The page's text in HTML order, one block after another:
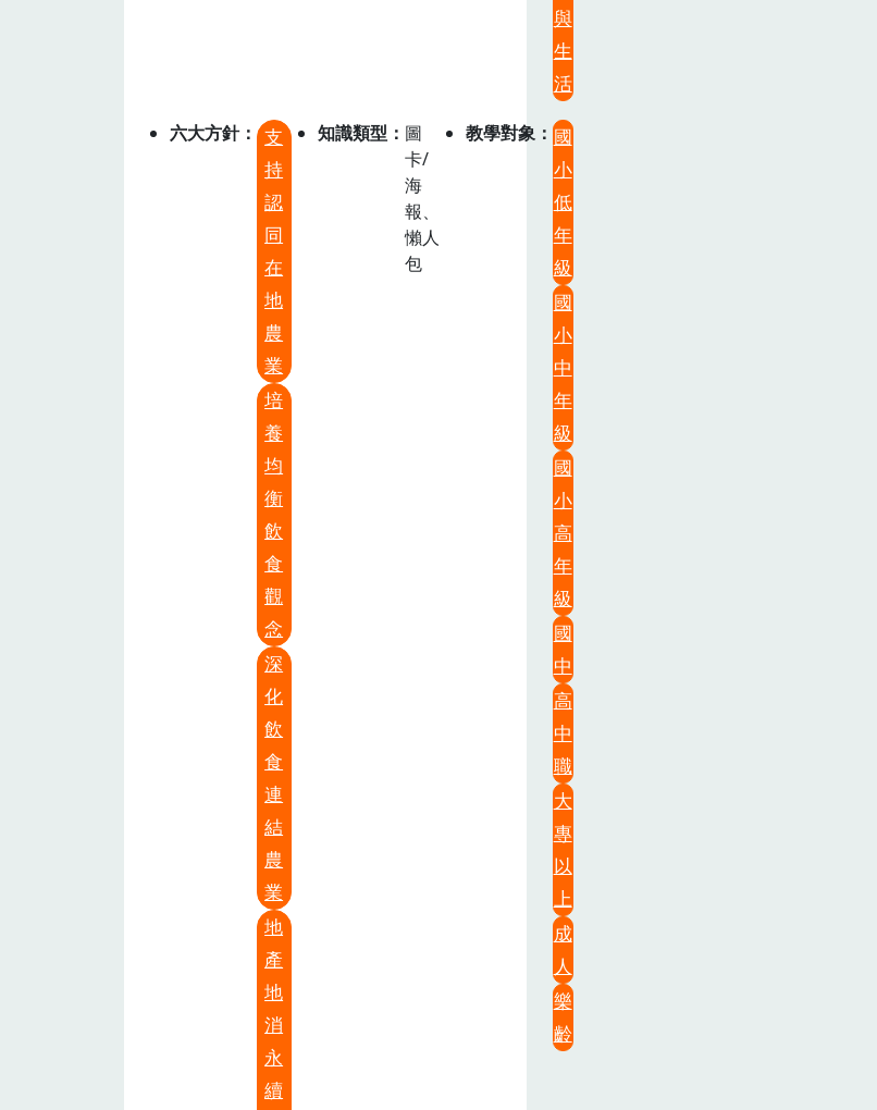
與
生
活
六大方針
支
持
認
同
在
地
農
業
培
養
均
衡
飲
食
觀
念
深
化
飲
食
連
結
農
業
地
產
地
消
永
續
知識類型
圖
卡/
海
報、
懶人
包
教學對象
國
小
低
年
級
國
小
中
年
級
國
小
高
年
級
國
中
高
中
職
大
專
以
上
成
人
樂
齡